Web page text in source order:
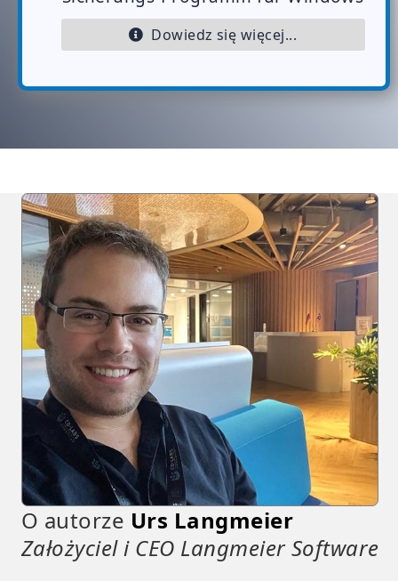
Dowiedz się więcej...
O autorze Urs Langmeier
Założyciel i CEO Langmeier Software